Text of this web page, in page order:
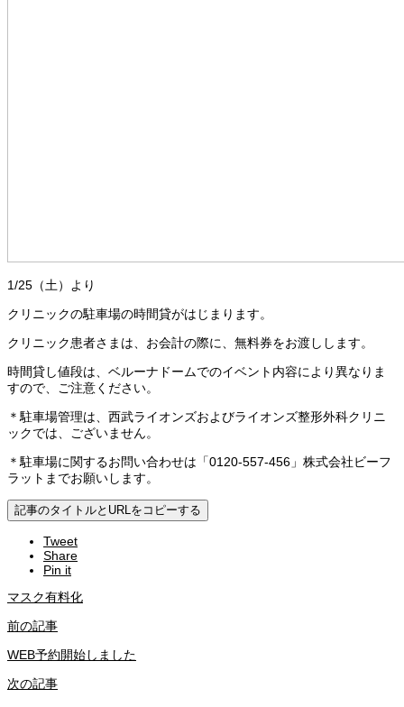
1/25（土）より
クリニックの駐車場の時間貸がはじまります。
クリニック患者さまは、お会計の際に、無料券をお渡しします。
時間貸し値段は、ベルーナドームでのイベント内容により異なりま
すので、ご注意ください。
＊駐車場管理は、西武ライオンズおよびライオンズ整形外科クリニ
ックでは、ございません。
＊駐車場に関するお問い合わせは「0120-557-456」株式会社ビーフ
ラットまでお願いします。
記事のタイトルとURLをコピーする
Tweet
Share
Pin it
マスク有料化
前の記事
WEB予約開始しました
次の記事